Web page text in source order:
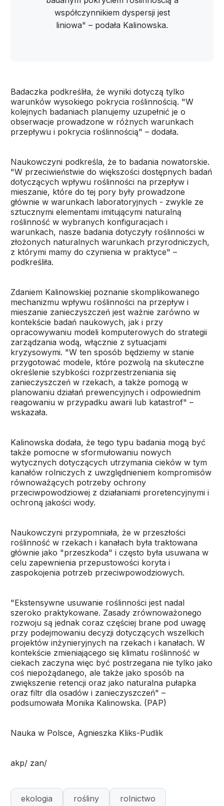
współczynnikiem dyspersji jest
liniowa" – podała Kalinowska.
Badaczka podkreśliła, że wyniki dotyczą tylko
warunków wysokiego pokrycia roślinnością. "W
kolejnych badaniach planujemy uzupełnić je o
obserwacje prowadzone w różnych warunkach
przepływu i pokrycia roślinnością" – dodała.
Naukowczyni podkreśla, że to badania nowatorskie.
"W przeciwieństwie do większości dostępnych badań
dotyczących wpływu roślinności na przepływ i
mieszanie, które do tej pory były prowadzone
głównie w warunkach laboratoryjnych - zwykle ze
sztucznymi elementami imitującymi naturalną
roślinność w wybranych konfiguracjach i
warunkach, nasze badania dotyczyły roślinności w
złożonych naturalnych warunkach przyrodniczych,
z którymi mamy do czynienia w praktyce" –
podkreśliła.
Zdaniem Kalinowskiej poznanie skomplikowanego
mechanizmu wpływu roślinności na przepływ i
mieszanie zanieczyszczeń jest ważnie zarówno w
kontekście badań naukowych, jak i przy
opracowywaniu modeli komputerowych do strategii
zarządzania wodą, włącznie z sytuacjami
kryzysowymi. "W ten sposób będziemy w stanie
przygotować modele, które pozwolą na skuteczne
określenie szybkości rozprzestrzeniania się
zanieczyszczeń w rzekach, a także pomogą w
planowaniu działań prewencyjnych i odpowiednim
reagowaniu w przypadku awarii lub katastrof" –
wskazała.
Kalinowska dodała, że tego typu badania mogą być
także pomocne w sformułowaniu nowych
wytycznych dotyczących utrzymania cieków w tym
kanałów rolniczych z uwzględnieniem kompromisów
równoważących potrzeby ochrony
przeciwpowodziowej z działaniami proretencyjnymi i
ochroną jakości wody.
Naukowczyni przypomniała, że w przeszłości
roślinność w rzekach i kanałach była traktowana
głównie jako "przeszkoda" i często była usuwana w
celu zapewnienia przepustowości koryta i
zaspokojenia potrzeb przeciwpowodziowych.
"Ekstensywne usuwanie roślinności jest nadal
szeroko praktykowane. Zasady zrównoważonego
rozwoju są jednak coraz częściej brane pod uwagę
przy podejmowaniu decyzji dotyczących wszelkich
projektów inżynieryjnych na rzekach i kanałach. W
kontekście zmieniającego się klimatu roślinność w
ciekach zaczyna więc być postrzegana nie tylko jako
coś niepożądanego, ale także jako sposób na
zwiększenie retencji oraz jako naturalna pułapka
oraz filtr dla osadów i zanieczyszczeń" –
podsumowała Monika Kalinowska. (PAP)
Nauka w Polsce, Agnieszka Kliks-Pudlik
akp/ zan/
ekologia rośliny rolnictwo